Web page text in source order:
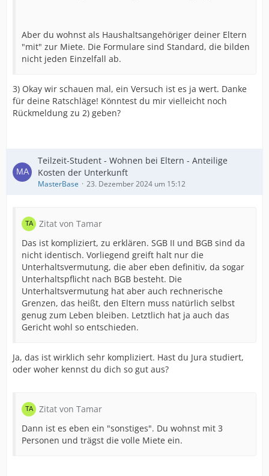
Aber du wohnst als Haushaltsangehöriger deiner Eltern
"mit" zur Miete. Die Formulare sind Standard, die bilden
nicht jeden Einzelfall ab.
3) Okay wir schauen mal, ein Versuch ist es ja wert. Danke
für deine Ratschläge! Könntest du mir vielleicht noch
Rückmeldung zu 2) geben?
Teilzeit-Student - Wohnen bei Eltern - Anteilige
Kosten der Unterkunft
MasterBase 23. Dezember 2024 um 15:12
Zitat von Tamar
Das ist kompliziert, zu erklären. SGB II und BGB sind da
nicht identisch. Vorliegend greift halt nur die
Unterhaltsvermutung, die aber eben definitiv, da sogar
Unterhaltspflicht nach BGB besteht. Die
Unterhaltsvermutung hat aber auch rechnerische
Grenzen, das heißt, den Eltern muss natürlich selbst
genug zum Leben bleiben. Letztlich hat ja auch das
Gericht wohl so entschieden.
Ja, das ist wirklich sehr kompliziert. Hast du Jura studiert,
oder woher kennst du dich so gut aus?
Zitat von Tamar
Dann ist es eben ein "sonstiges". Du wohnst mit 3
Personen und trägst die volle Miete ein.